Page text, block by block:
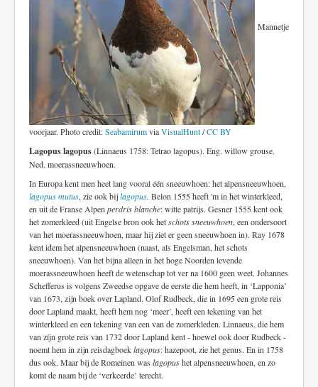
Historie
Literatuur
Mannetje
voorjaar. Photo credit:SeabamirumviaVisualHunt/CC BY
Lagopus lagopus(Linnaeus 1758: Tetrao lagopus). Eng. willow grouse.
Ned. moerassneeuwhoen.
In Europa kent men heel lang vooral één sneeuwhoen: het alpensneeuwhoen,
lagopus mutus, zie ook bijlagopus. Belon 1555 heeft 'm in het winterkleed,
en uit de Franse Alpen perdris blanche: witte patrijs. Gesner 1555 kent ook
het zomerkleed (uit Engelse bron ook hetschots sneeuwhoen, een ondersoort
van het moerassneeuwhoen, maar hij ziet er geen sneeuwhoen in). Ray 1678
kent idem het alpensneeuwhoen (naast, als Engelsman, het schots
sneeuwhoen). Van het bijna alleen in het hoge Noorden levende
moerassneeuwhoen heeft de wetenschap tot ver na 1600 geen weet. Johannes
Schefferus is volgens Zweedse opgave de eerste die hem heeft, in ‘Lapponia’
van 1673, zijn boek over Lapland. Olof Rudbeck, die in 1695 een grote reis
door Lapland maakt, heeft hem nog ‘meer’, heeft een tekening van het
winterkleed en een tekening van een van de zomerkleden. Linnaeus, die hem
van zíjn grote reis van 1732 door Lapland kent - hoewel ook door Rudbeck -
noemt hem in zijn reisdagboeklagopus: hazepoot, zie het genus. En in 1758
dus ook. Maar bij de Romeinen was lagopushet alpensneeuwhoen, en zo
komt de naam bij de ‘verkeerde’ terecht.